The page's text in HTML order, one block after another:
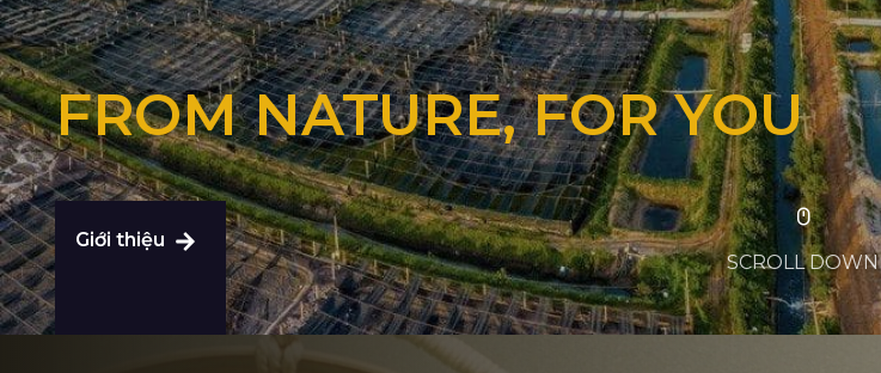
FROM NATURE, FOR YOU
Giới thiệu
SCROLL DOWN